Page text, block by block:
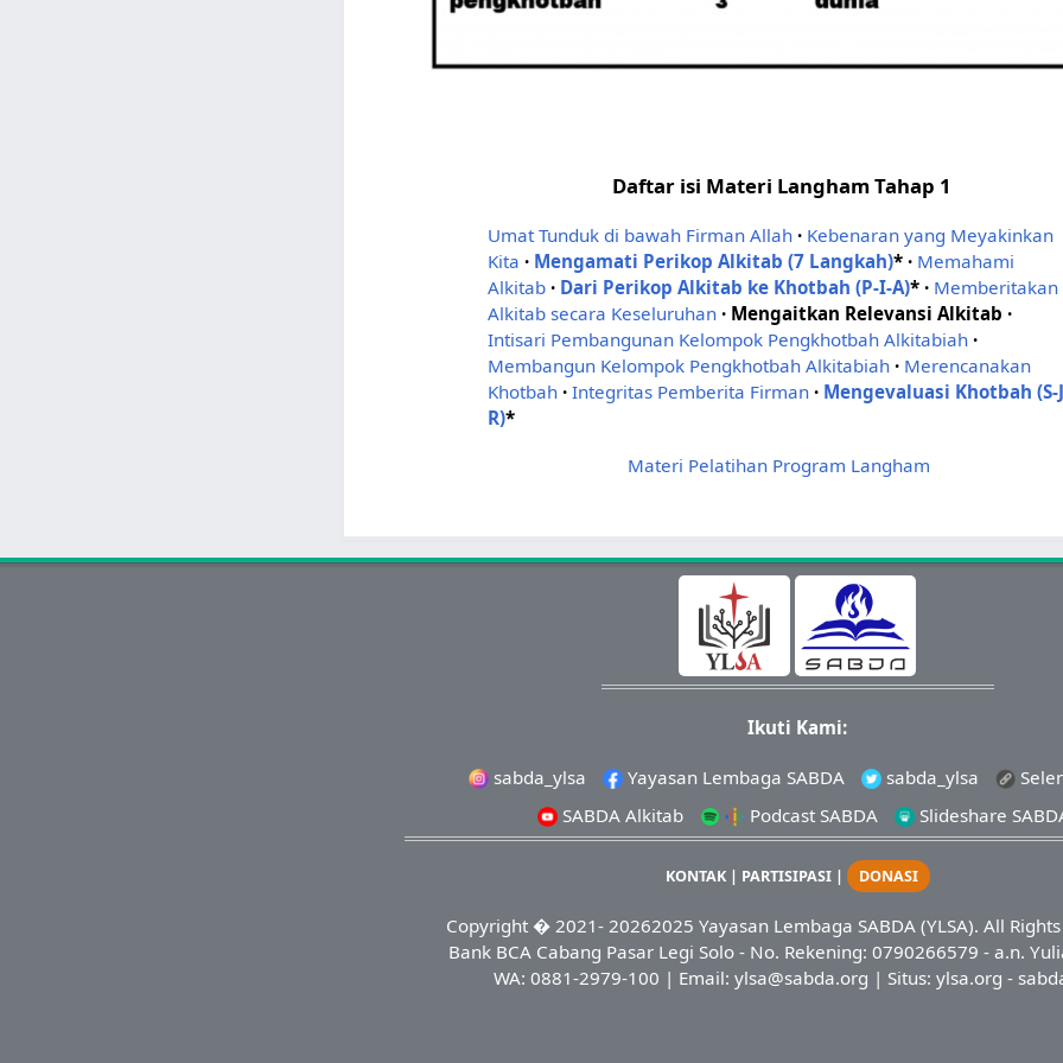
Daftar isi Materi Langham Tahap 1
Umat Tunduk di bawah Firman Allah· Kebenaran yang Meyakinkan
Kita · Mengamati Perikop Alkitab (7 Langkah)*· Memahami
Alkitab· Dari Perikop Alkitab ke Khotbah (P-I-A)*· Memberitakan
Alkitab secara Keseluruhan· Mengaitkan Relevansi Alkitab ·
Intisari Pembangunan Kelompok Pengkhotbah Alkitabiah·
Membangun Kelompok Pengkhotbah Alkitabiah· Merencanakan
Khotbah· Integritas Pemberita Firman· Mengevaluasi Khotbah (S-
R)*
Materi Pelatihan Program Langham
Ikuti Kami:
sabda_ylsa Yayasan Lembaga SABDA sabda_ylsa
SABDA Alkitab
Podcast SABDA Slideshare
KONTAK| PARTISIPASI| DONASI
Copyright � 2021- 20262025 Yayasan Lembaga SABDA (YLSA). All
Bank BCA Cabang Pasar Legi Solo - No. Rekening: 0790266579 - a.n.
WA: 0881-2979-100 | Email: ylsa@sabda.org | Situs: ylsa.org -